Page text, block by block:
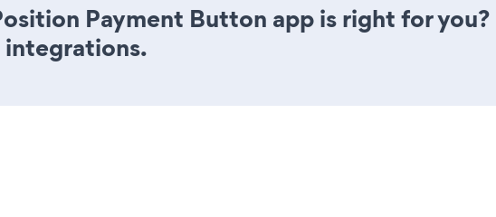
Payment Button app is right for